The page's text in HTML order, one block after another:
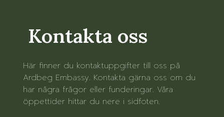
Kontakta oss
Här finner du kontaktuppgifter till oss på
Ardbeg Embassy. Kontakta gärna oss om du
har några frågor eller funderingar. Våra
öppettider hittar du nere i sidfoten.